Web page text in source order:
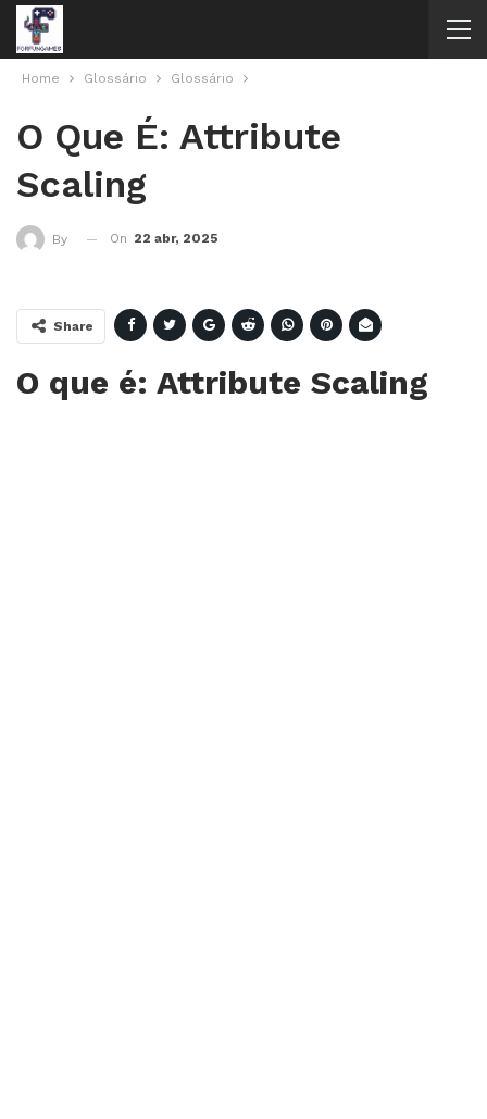
Home Glossário Glossário
O Que É: Attribute
Scaling
By On 22 abr, 2025
Share
O que é: Attribute Scaling